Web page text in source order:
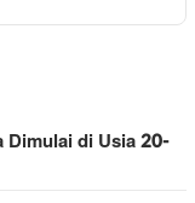
Dimulai di Usia 20-